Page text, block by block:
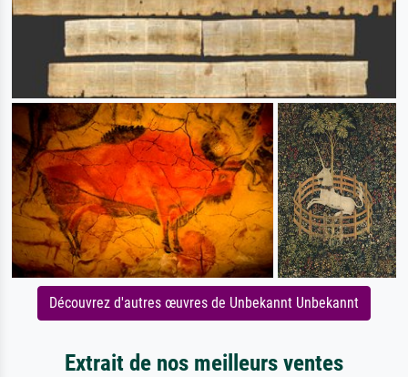
Découvrez d'autres œuvres de Unbekannt Unbekannt
Extrait de nos meilleurs ventes